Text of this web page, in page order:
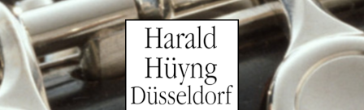
springen